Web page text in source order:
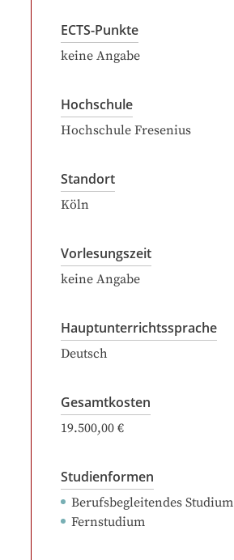
ECTS-Punkte
keine Angabe
Hochschule
Hochschule Fresenius
Standort
Köln
Vorlesungszeit
keine Angabe
Hauptunterrichtssprache
Deutsch
Gesamtkosten
19.500,00 €
Studienformen
Berufsbegleitendes Studium
Fernstudium